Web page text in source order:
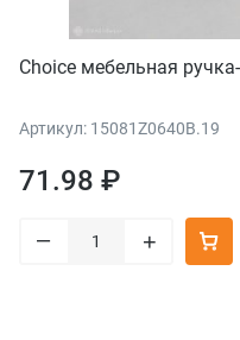
Choice мебельная
Артикул: 15081Z0640B.19
71.98 ₽
– +